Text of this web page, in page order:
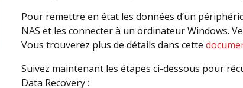
Pour remettre en état les données d’un
NAS et les connecter à un ordinateur Windows.
Vous trouverez plus de détails dans cette
Suivez maintenant les étapes ci-dessous pour
Data Recovery :